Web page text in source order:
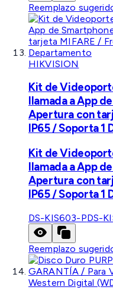
Reemplazo
HIKVISION
Kit de
llamada a App
Apertura con
IP65 / Soporta 1
Kit de
llamada a App
Apertura con
IP65 / Soporta 1
DS-KIS603-PDS-
Reemplazo
Western Digital